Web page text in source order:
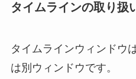
タイムラインの取り扱
タイムラインウィンドウ
は別ウィンドウです。